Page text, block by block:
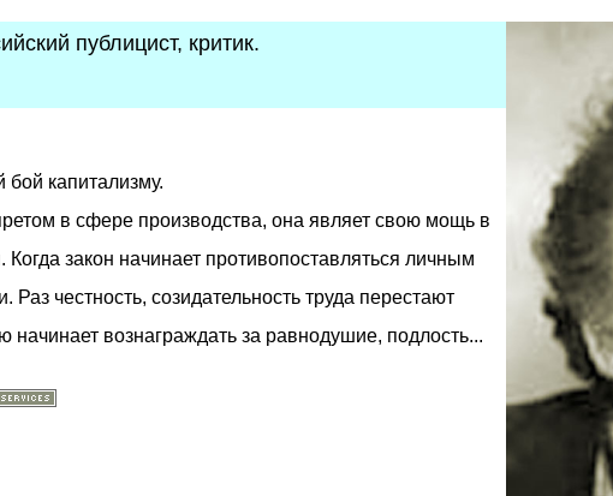
публицист, критик.
капитализму.
в сфере производства, она являет свою мощь в
закон начинает противопоставляться личным
честность, созидательность труда перестают
начинает вознаграждать за равнодушие, подлость...